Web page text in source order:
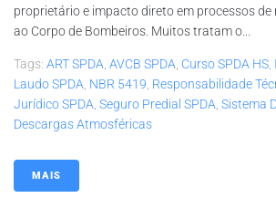
proprietário e impacto direto em processos
ao Corpo de Bombeiros. Muitos tratam o...
Tags: ART SPDA AVCB SPDA Curso SPDA HS
Laudo SPDA NBR 5419 Responsabilidade
Jurídico SPDA Seguro Predial SPDA Sistema
Descargas Atmosféricas
MAIS